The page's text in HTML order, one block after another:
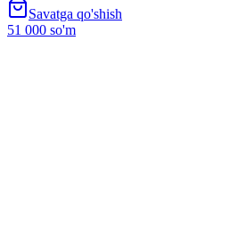
Savatga qo'shish
51 000 so'm